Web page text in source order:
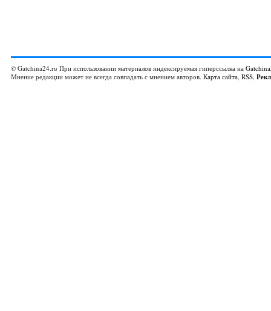
© Gatchina24.ru При использовании материалов индексируемая гиперссылка на
Мнение редакции может не всегда совпадать с мнением авторов. Карта сайта, RSS,